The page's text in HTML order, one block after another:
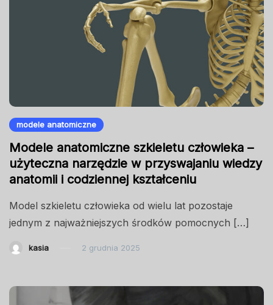
modele anatomiczne
Modele anatomiczne szkieletu człowieka –
użyteczna narzędzie w przyswajaniu wiedzy
anatomii i codziennej kształceniu
Model szkieletu człowieka od wielu lat pozostaje
jednym z najważniejszych środków pomocnych […]
kasia 2 grudnia 2025